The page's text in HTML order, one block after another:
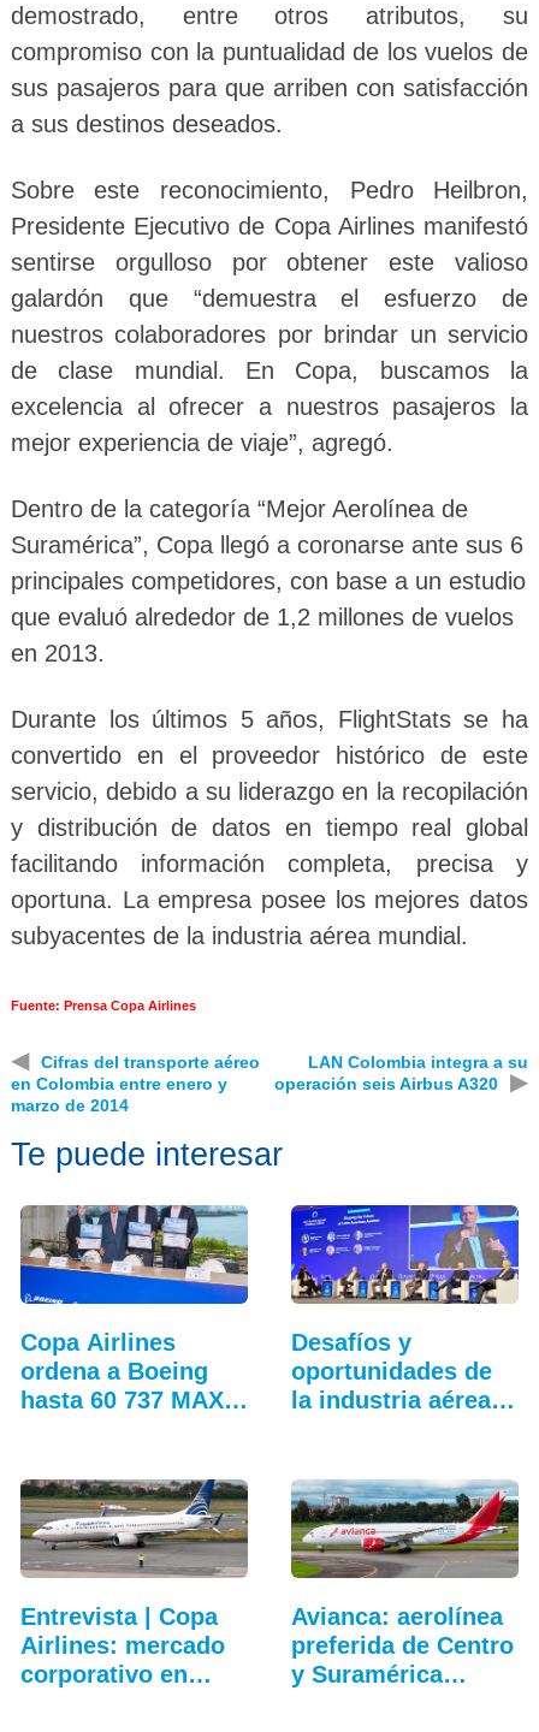
demostrado, entre otros atributos, su
compromiso con la puntualidad de los vuelos de
sus pasajeros para que arriben con satisfacción
a sus destinos deseados.
Sobre este reconocimiento, Pedro Heilbron,
Presidente Ejecutivo de Copa Airlines manifestó
sentirse orgulloso por obtener este valioso
galardón que “demuestra el esfuerzo de
nuestros colaboradores por brindar un servicio
de clase mundial. En Copa, buscamos la
excelencia al ofrecer a nuestros pasajeros la
mejor experiencia de viaje”, agregó.
Dentro de la categoría “Mejor Aerolínea de
Suramérica”, Copa llegó a coronarse ante sus 6
principales competidores, con base a un estudio
que evaluó alrededor de 1,2 millones de vuelos
en 2013.
Durante los últimos 5 años, FlightStats se ha
convertido en el proveedor histórico de este
servicio, debido a su liderazgo en la recopilación
y distribución de datos en tiempo real global
facilitando información completa, precisa y
oportuna. La empresa posee los mejores datos
subyacentes de la industria aérea mundial.
Fuente: Prensa Copa Airlines
◀
Cifras del transporte aéreo
en Colombia entre enero y
marzo de 2014
LAN Colombia integra a su
operación seis Airbus A320
▶
Te puede interesar
Copa Airlines
ordena a Boeing
hasta 60 737 MAX
Desafíos y
oportunidades de
la industria aérea
Entrevista | Copa
Airlines: mercado
corporativo en…
Avianca: aerolínea
preferida de Centro
y Suramérica…